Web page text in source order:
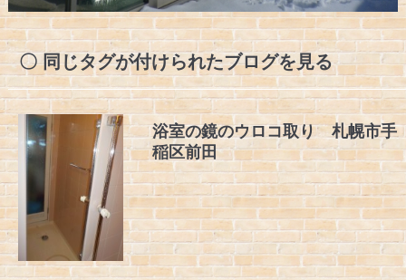
同じタグが付けられたブログを見る
浴室の鏡のウロコ取り 札幌市手
稲区前田